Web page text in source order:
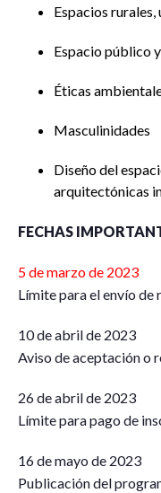
Espacios
Espacio público
Éticas
Masculinidades
Diseño del
arquitectónicas
FECHAS
5 de marzo de 2023
Límite para el envío de
10 de abril de 2023
Aviso de aceptación o
26 de abril de 2023
Límite para pago de
16 de mayo de 2023
Publicación del